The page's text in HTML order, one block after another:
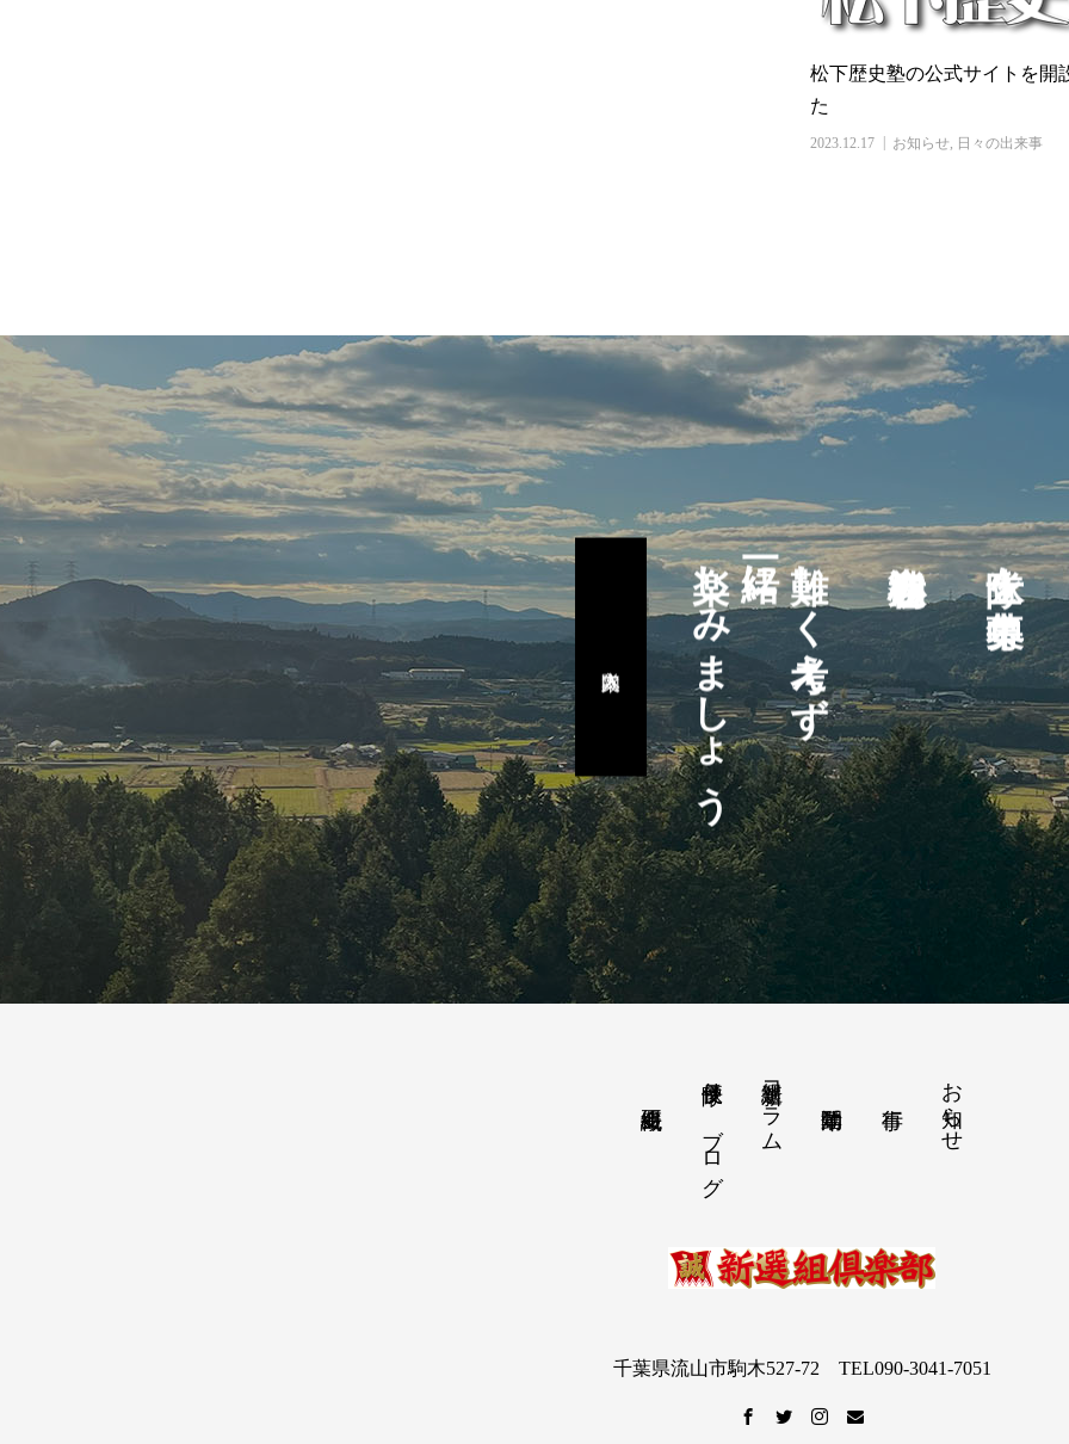
松下歴史塾の公式サイトを開
た
2023.12.17 お知らせ 日々の出来事
隊士を募集中
難しく考えず
一緒に
楽しみましょう
お知らせ
新選組コラム
隊長便り－ブログ
千葉県流山市駒木527-72 TEL090-3041-7051